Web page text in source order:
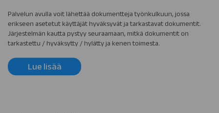
Palvelun avulla voit lähettää dokumentteja työnkulkuun, jossa
erikseen asetetut käyttäjät hyväksyvät ja tarkastavat dokumentit.
Järjestelmän kautta pystyy seuraamaan, mitkä dokumentit on
tarkastettu / hyväksytty / hylätty ja kenen toimesta.
Lue lisää